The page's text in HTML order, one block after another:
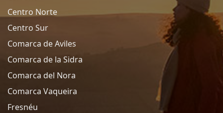
Centro Norte
Centro Sur
Comarca de Aviles
Comarca de la Sidra
Comarca del Nora
Comarca Vaqueira
Fresnéu